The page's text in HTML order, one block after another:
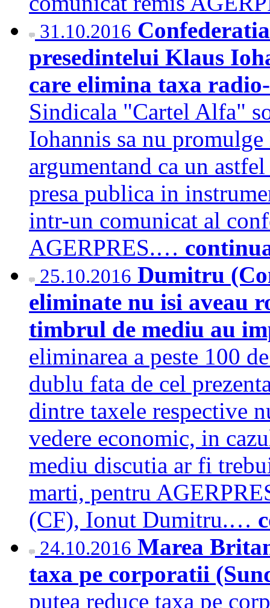
31.10.2016
presedintelui Klaus
care elimina taxa
Sindicala "Cartel Alfa"
Iohannis sa nu
argumentand ca un
presa publica in
intr-un comunicat al
AGERPRES.…
25.10.2016 Dumitru
eliminate nu isi aveau
timbrul de mediu au
eliminarea a peste 100
dublu fata de cel
dintre taxele respective
vedere economic, in
mediu discutia ar fi
marti, pentru
(CF), Ionut Dumitru.…
24.10.2016 Marea
taxa pe corporatii
putea reduce taxa pe